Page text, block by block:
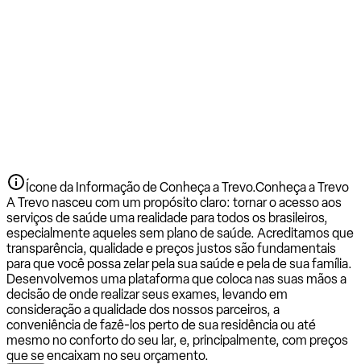
Ícone da Informação de Conheça a Trevo.Conheça a Trevo
A Trevo nasceu com um propósito claro: tornar o acesso aos
serviços de saúde uma realidade para todos os brasileiros,
especialmente aqueles sem plano de saúde. Acreditamos que
transparência, qualidade e preços justos são fundamentais
para que você possa zelar pela sua saúde e pela de sua família.
Desenvolvemos uma plataforma que coloca nas suas mãos a
decisão de onde realizar seus exames, levando em
consideração a qualidade dos nossos parceiros, a
conveniência de fazê-los perto de sua residência ou até
mesmo no conforto do seu lar, e, principalmente, com preços
que se encaixam no seu orçamento.